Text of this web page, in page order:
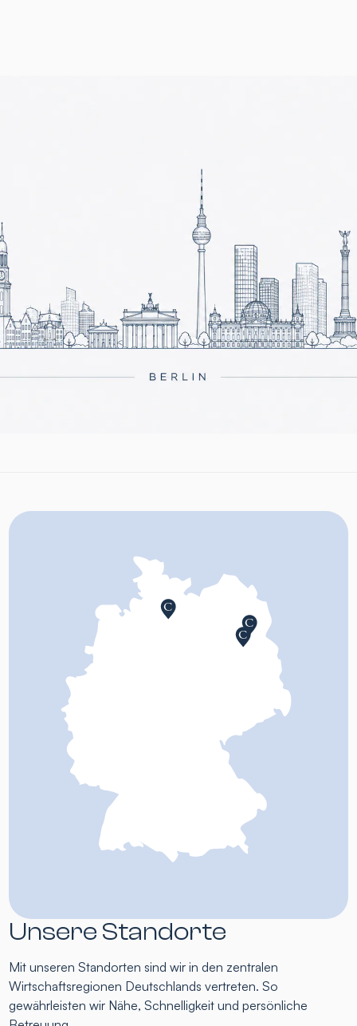
Unsere Standorte
Mit unseren Standorten sind wir in den zentralen
Wirtschaftsregionen Deutschlands vertreten. So
gewährleisten wir Nähe, Schnelligkeit und persönliche